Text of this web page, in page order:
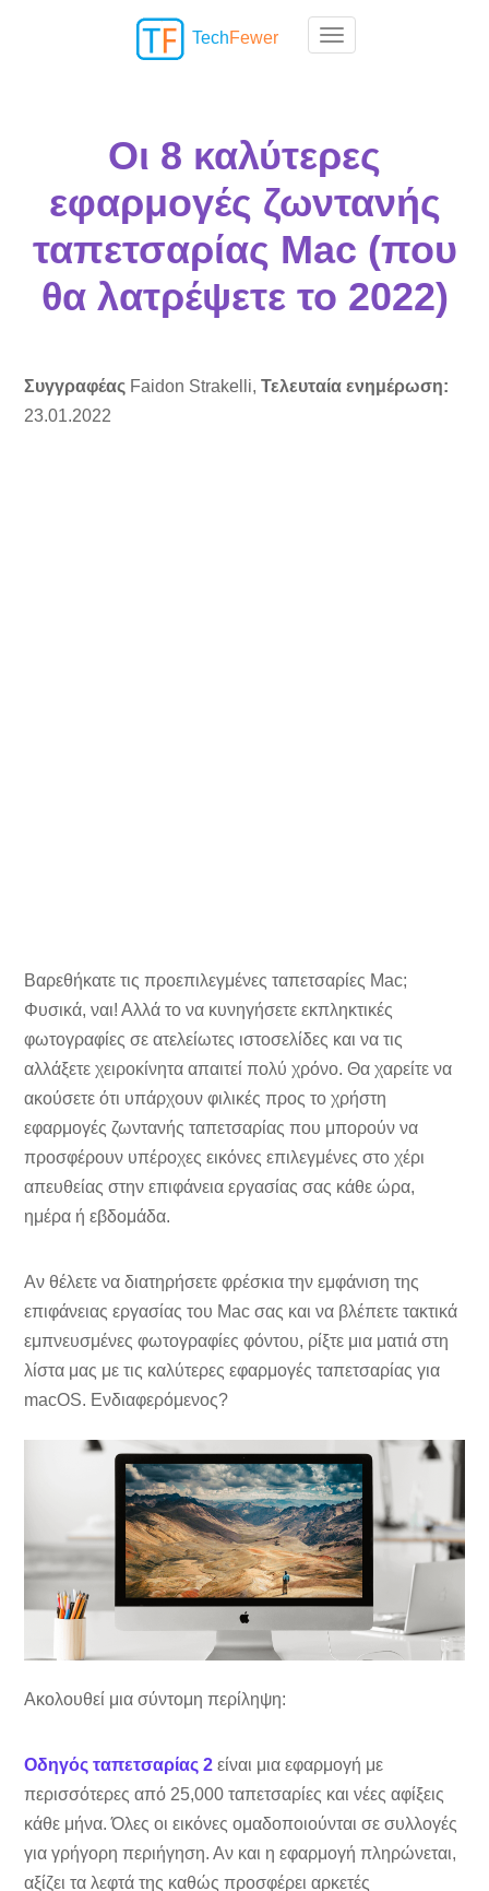
Toggle navigation
TechFewer
Οι 8 καλύτερες
εφαρμογές ζωντανής
ταπετσαρίας Mac (που
θα λατρέψετε το 2022)
Συγγραφέας Faidon Strakelli,Τελευταία ενημέρωση:
23.01.2022
Βαρεθήκατε τις προεπιλεγμένες ταπετσαρίες Mac;
Φυσικά, ναι! Αλλά το να κυνηγήσετε εκπληκτικές
φωτογραφίες σε ατελείωτες ιστοσελίδες και να τις
αλλάξετε χειροκίνητα απαιτεί πολύ χρόνο. Θα χαρείτε να
ακούσετε ότι υπάρχουν φιλικές προς το χρήστη
εφαρμογές ζωντανής ταπετσαρίας που μπορούν να
προσφέρουν υπέροχες εικόνες επιλεγμένες στο χέρι
απευθείας στην επιφάνεια εργασίας σας κάθε ώρα,
ημέρα ή εβδομάδα.
Αν θέλετε να διατηρήσετε φρέσκια την εμφάνιση της
επιφάνειας εργασίας του Mac σας και να βλέπετε τακτικά
εμπνευσμένες φωτογραφίες φόντου, ρίξτε μια ματιά στη
λίστα μας με τις καλύτερες εφαρμογές ταπετσαρίας για
macOS. Ενδιαφερόμενος?
Ακολουθεί μια σύντομη περίληψη:
Οδηγός ταπετσαρίας 2 είναι μια εφαρμογή με
περισσότερες από 25,000 ταπετσαρίες και νέες αφίξεις
κάθε μήνα. Όλες οι εικόνες ομαδοποιούνται σε συλλογές
για γρήγορη περιήγηση. Αν και η εφαρμογή πληρώνεται,
αξίζει τα λεφτά της καθώς προσφέρει αρκετές